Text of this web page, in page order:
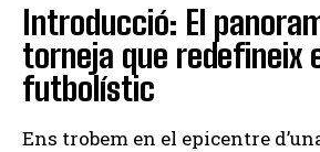
Introducció: El
torneja que redefineix
futbolístic
Ens trobem en el epicentre